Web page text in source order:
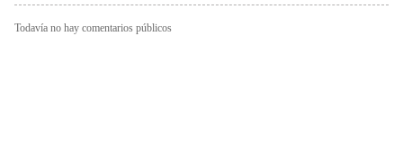
Todavía no hay comentarios públicos